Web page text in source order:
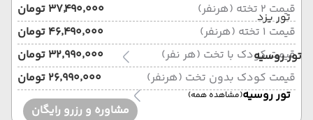
تور یزد
تور روسیه
تور روسیه(مشاهده همه)
قیمت 2 تخته (هرنفر)
۳۷٬۴۹۰٬۰۰۰ تومان
قیمت 1 تخته (هرنفر)
۴۶٬۴۹۰٬۰۰۰ تومان
قیمت کودک با تخت (هر نفر)
۳۲٬۹۹۰٬۰۰۰ تومان
قیمت کودک بدون تخت (هرنفر)
۲۶٬۹۹۰٬۰۰۰ تومان
مشاوره و رزرو رایگان